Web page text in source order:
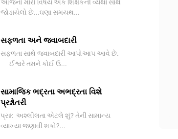
આજનો મારો વિષય એક શિક્ષકની વ્યથા સાથે
જોડાયેલો છે...ઘણા સમયથ...
સફળતા અને જવાબદારી
સફળતા સાથે જવાબદારી આપોઆપ આવે છે.
ઈશ્વરે તમને કોઈ ઉ...
સામાજિક ભદ્રતા અભદ્રતા વિશે
પ્રશ્નોતરી
પ્રશ્ન: અશ્લીલતા એટલે શું? તેની સામાન્ય
વ્યાખ્યા જણાવી શકો?...